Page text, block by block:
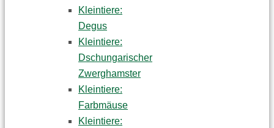
Kleintiere:
Degus
Kleintiere:
Dschungarischer
Zwerghamster
Kleintiere:
Farbmäuse
Kleintiere: